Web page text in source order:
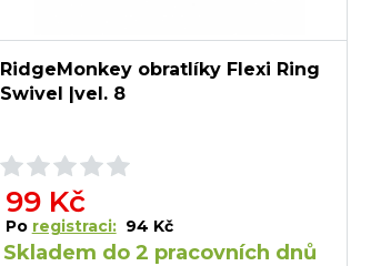
RidgeMonkey obratlíky Flexi Ring
Swivel |vel. 8
99 Kč
Po registraci: 94 Kč
Skladem do 2 pracovních dnů